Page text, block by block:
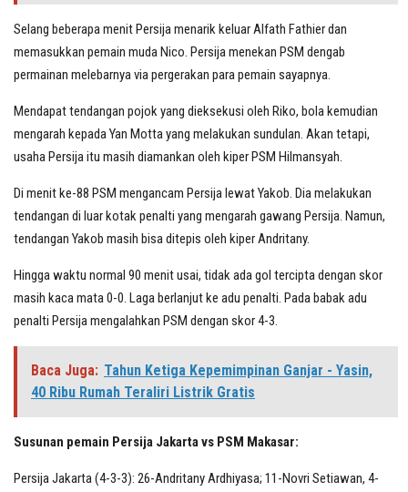
Selang beberapa menit Persija menarik keluar Alfath Fathier dan
memasukkan pemain muda Nico. Persija menekan PSM dengab
permainan melebarnya via pergerakan para pemain sayapnya.
Mendapat tendangan pojok yang dieksekusi oleh Riko, bola kemudian
mengarah kepada Yan Motta yang melakukan sundulan. Akan tetapi,
usaha Persija itu masih diamankan oleh kiper PSM Hilmansyah.
Di menit ke-88 PSM mengancam Persija lewat Yakob. Dia melakukan
tendangan di luar kotak penalti yang mengarah gawang Persija. Namun,
tendangan Yakob masih bisa ditepis oleh kiper Andritany.
Hingga waktu normal 90 menit usai, tidak ada gol tercipta dengan skor
masih kaca mata 0-0. Laga berlanjut ke adu penalti. Pada babak adu
penalti Persija mengalahkan PSM dengan skor 4-3.
Baca Juga: Tahun Ketiga Kepemimpinan Ganjar - Yasin,
40 Ribu Rumah Teraliri Listrik Gratis
Susunan pemain Persija Jakarta vs PSM Makasar:
Persija Jakarta (4-3-3): 26-Andritany Ardhiyasa; 11-Novri Setiawan, 4-